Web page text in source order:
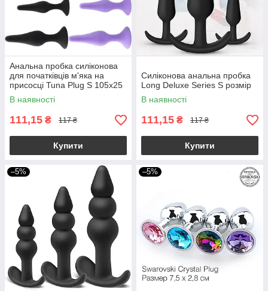
Анальна пробка силіконова
для початківців м'яка на
присосці Tuna Plug S 105x25
mm
В наявності
111,15 ₴ 117 ₴
Купити
Силіконова анальна пробка
Long Deluxe Series S розмір
В наявності
111,15 ₴ 117 ₴
Купити
–5% –5%